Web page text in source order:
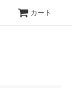
カート